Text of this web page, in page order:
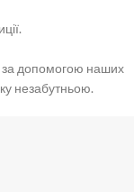
за допомогою наших
незабутньою.